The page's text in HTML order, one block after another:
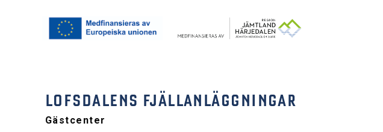
LOFSDALENS FJÄLLANLÄGGNINGAR
Gästcenter